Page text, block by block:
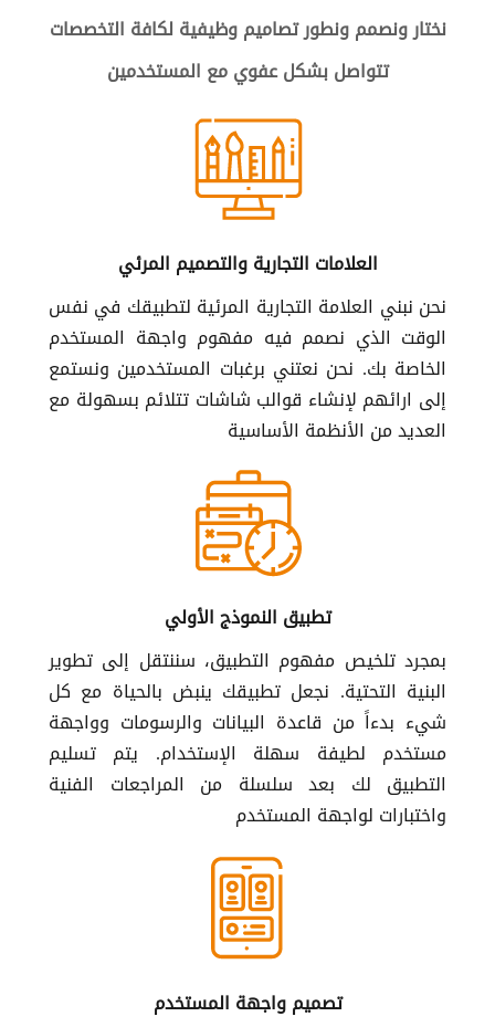
نختار ونصمم ونطور تصاميم وظيفية لكافة التخصصات
تتواصل بشكل عفوي مع المستخدمين
العلامات التجارية والتصميم المرئي
نحن نبني العلامة التجارية المرئية لتطبيقك في نفس
الوقت الذي نصمم فيه مفهوم واجهة المستخدم
الخاصة بك. نحن نعتني برغبات المستخدمين ونستمع
إلى ارائهم لإنشاء قوالب شاشات تتلائم بسهولة مع
العديد من الأنظمة الأساسية
تطبيق النموذج الأولي
بمجرد تلخيص مفهوم التطبيق، سننتقل إلى تطوير
البنية التحتية. نجعل تطبيقك ينبض بالحياة مع كل
شيء بدءاً من قاعدة البيانات والرسومات وواجهة
مستخدم لطيفة سهلة الإستخدام. يتم تسليم
التطبيق لك بعد سلسلة من المراجعات الفنية
واختبارات لواجهة المستخدم
تصميم واجهة المستخدم